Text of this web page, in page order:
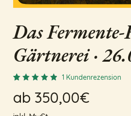
Das
Gärtnerei ·
mit
5.00
von 5,
1 Kundenrezension
ab 350,00€
E-Mail*